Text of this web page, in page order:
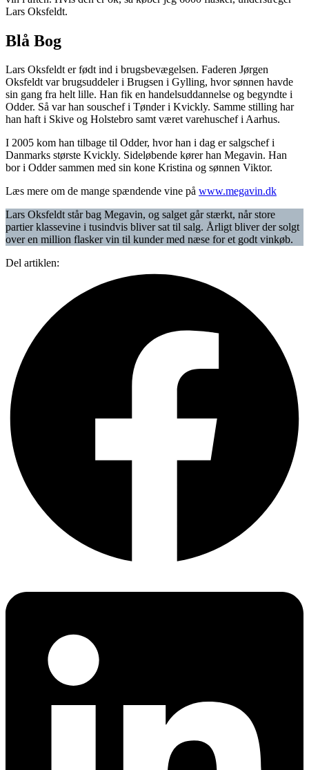
Lars Oksfeldt.
Blå Bog
Lars Oksfeldt er født ind i brugsbevægelsen. Faderen Jørgen
Oksfeldt var brugsuddeler i Brugsen i Gylling, hvor sønnen havde
sin gang fra helt lille. Han fik en handelsuddannelse og begyndte i
Odder. Så var han souschef i Tønder i Kvickly. Samme stilling har
han haft i Skive og Holstebro samt været varehuschef i Aarhus.
I 2005 kom han tilbage til Odder, hvor han i dag er salgschef i
Danmarks største Kvickly. Sideløbende kører han Megavin. Han
bor i Odder sammen med sin kone Kristina og sønnen Viktor.
Læs mere om de mange spændende vine på www.megavin.dk
Lars Oksfeldt står bag Megavin, og salget går stærkt, når store
partier klassevine i tusindvis bliver sat til salg. Årligt bliver der solgt
over en million flasker vin til kunder med næse for et godt vinkøb.
Del artiklen: